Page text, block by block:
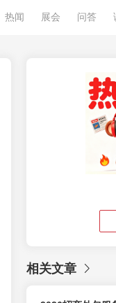
热闻 展会 问答
相关文章